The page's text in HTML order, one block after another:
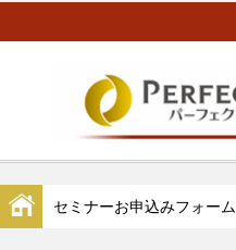
セミナーお申込みフォーム